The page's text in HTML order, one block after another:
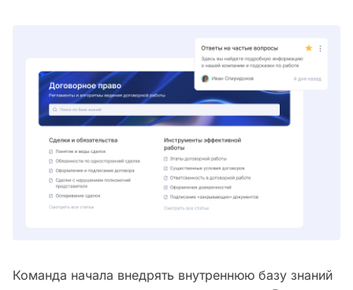
Команда начала внедрять внутреннюю базу знаний